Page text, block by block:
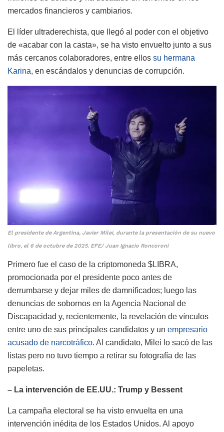
mercados financieros y cambiarios.
El líder ultraderechista, que llegó al poder con el objetivo
de «acabar con la casta», se ha visto envuelto junto a sus
más cercanos colaboradores, entre ellos su hermana
Karina, en escándalos y denuncias de corrupción.
El presidente de Argentina, Javier Milei, durante la presentación de su nuevo
libro, el 6 de octubre de 2025. EFE/ Juan Ignacio Roncoroni
Primero fue el caso de la criptomoneda $LIBRA,
promocionada por el presidente poco antes de
derrumbarse y dejar miles de damnificados; luego las
denuncias de sobornos en la Agencia Nacional de
Discapacidad y, recientemente, la revelación de vínculos
entre uno de sus principales candidatos y un empresario
acusado de narcotráfico. Al candidato, Milei lo sacó de las
listas pero no tuvo tiempo a retirar su fotografía de las
papeletas.
– La intervención de EE.UU.: Trump y Bessent
La campaña electoral se ha visto envuelta en una
intervención inédita de los Estados Unidos. Al apoyo